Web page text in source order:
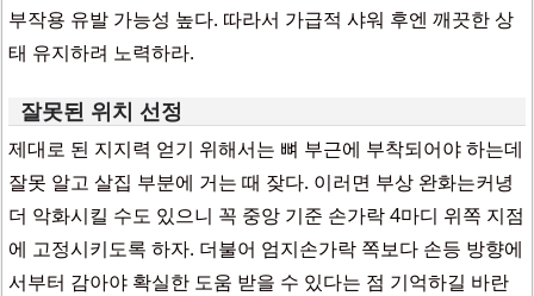
부작용 유발 가능성 높다. 따라서 가급적 샤워 후엔 깨끗한 상
태 유지하려 노력하라.
잘못된 위치 선정
제대로 된 지지력 얻기 위해서는 뼈 부근에 부착되어야 하는데
잘못 알고 살집 부분에 거는 때 잦다. 이러면 부상 완화는커녕
더 악화시킬 수도 있으니 꼭 중앙 기준 손가락 4마디 위쪽 지점
에 고정시키도록 하자. 더불어 엄지손가락 쪽보다 손등 방향에
서부터 감아야 확실한 도움 받을 수 있다는 점 기억하길 바란